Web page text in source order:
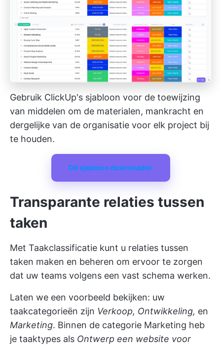
Gebruik ClickUp's sjabloon voor de toewijzing
van middelen om de materialen, mankracht en
dergelijke van de organisatie voor elk project bij
te houden.
Dit sjabloon downloaden
Transparante relaties tussen
taken
Met Taakclassificatie kunt u relaties tussen
taken maken en beheren om ervoor te zorgen
dat uw teams volgens een vast schema werken.
Laten we een voorbeeld bekijken: uw
taakcategorieën zijn Verkoop, Ontwikkeling, en
Marketing. Binnen de categorie Marketing heb
je taaktypes als Ontwerp een website voor